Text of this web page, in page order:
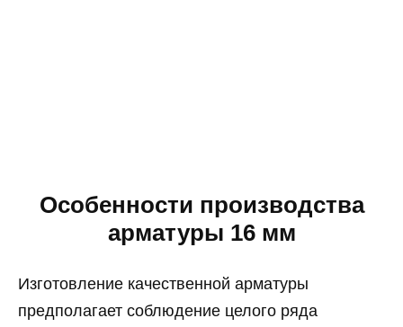
Особенности производства
арматуры 16 мм
Изготовление качественной арматуры
предполагает соблюдение целого ряда